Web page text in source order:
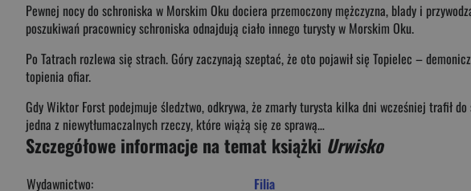
Pewnej nocy do schroniska w Morskim Oku dociera przemoczo­ny mężczyzna, blady i
poszukiwań pracownicy schroniska odnajdują ciało innego turysty w Morskim Oku.
Po Tatrach rozlewa się strach. Góry zaczynają szeptać, że oto po­jawił się Topielec –
topienia ofiar.
Gdy Wiktor Forst podejmuje śledztwo, odkrywa, że zmarły tury­sta kilka dni wcześniej trafił
jedna z niewytłumaczalnych rzeczy, które wiążą się ze sprawą…
Szczegółowe informacje na temat książki Urwisko
Wydawnictwo: Filia